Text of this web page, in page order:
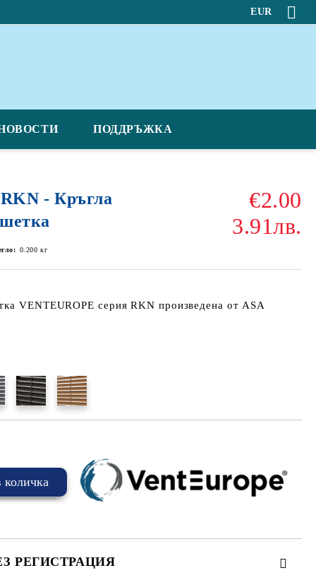
EUR
ПОДДРЪЖКА
- Кръгла
€2.00
3.91лв.
0.200 кг
VENTEUROPE серия RKN произведена от ASA
РЕГИСТРАЦИЯ